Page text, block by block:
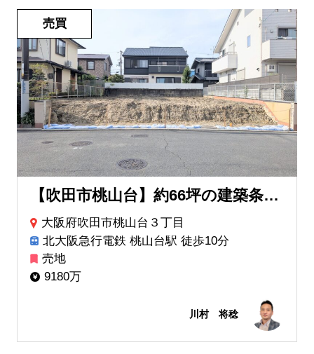
【吹田市桃山台】約66坪の建築条件なし土地が登場！理想の注文住宅を建てたい方へ
大阪府吹田市桃山台３丁目
北大阪急行電鉄 桃山台駅 徒歩10分
売地
9180万
川村 将稔
売買